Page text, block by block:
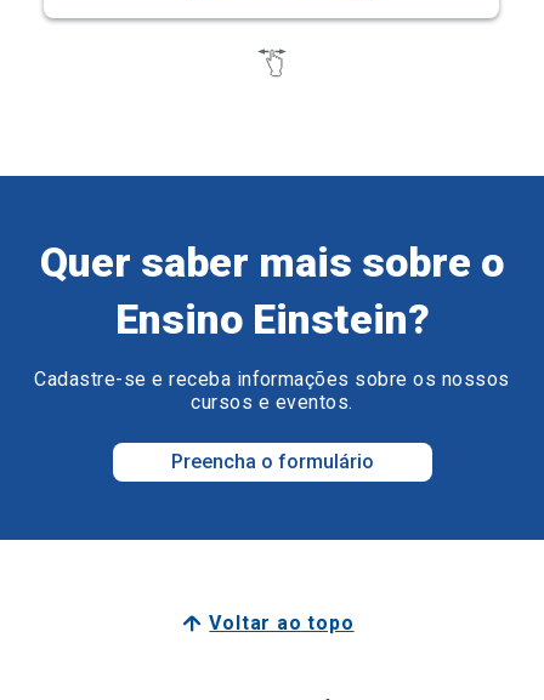
Quer saber mais sobre o
Ensino Einstein?
Cadastre-se e receba informações sobre os nossos
cursos e eventos.
Preencha o formulário
Voltar ao topo